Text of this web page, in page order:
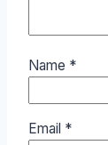
Name *
Email *